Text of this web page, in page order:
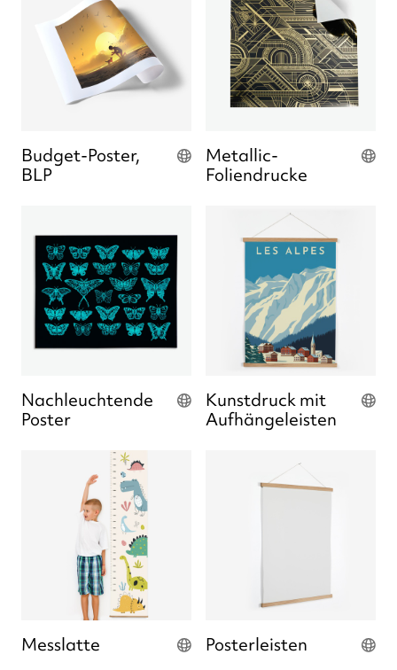
Budget-Poster,
BLP
Metallic-
Foliendrucke
Nachleuchtende
Poster
Kunstdruck mit
Aufhängeleisten
Messlatte Posterleisten